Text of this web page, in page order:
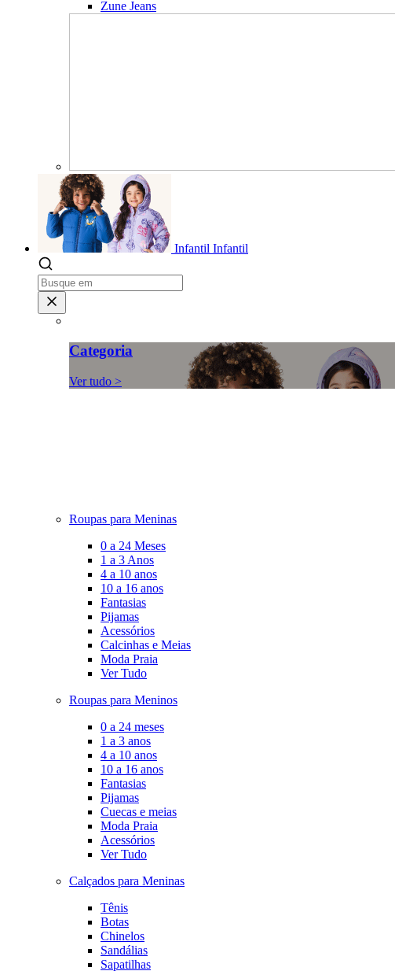
Zune Jeans
Infantil Infantil
Categoria
Ver tudo >
Roupas para Meninas
0 a 24 Meses
1 a 3 Anos
4 a 10 anos
10 a 16 anos
Fantasias
Pijamas
Acessórios
Calcinhas e Meias
Moda Praia
Ver Tudo
Roupas para Meninos
0 a 24 meses
1 a 3 anos
4 a 10 anos
10 a 16 anos
Fantasias
Pijamas
Cuecas e meias
Moda Praia
Acessórios
Ver Tudo
Calçados para Meninas
Tênis
Botas
Chinelos
Sandálias
Sapatilhas